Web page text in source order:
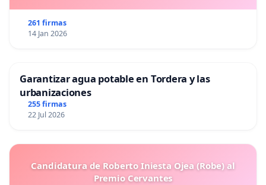
261 firmas
14 Jan 2026
Garantizar agua potable en Tordera y las
urbanizaciones
255 firmas
22 Jul 2026
Candidatura de Roberto Iniesta Ojea (Robe) al
Premio Cervantes